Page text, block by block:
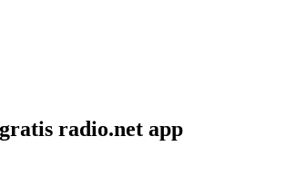
radio.net app